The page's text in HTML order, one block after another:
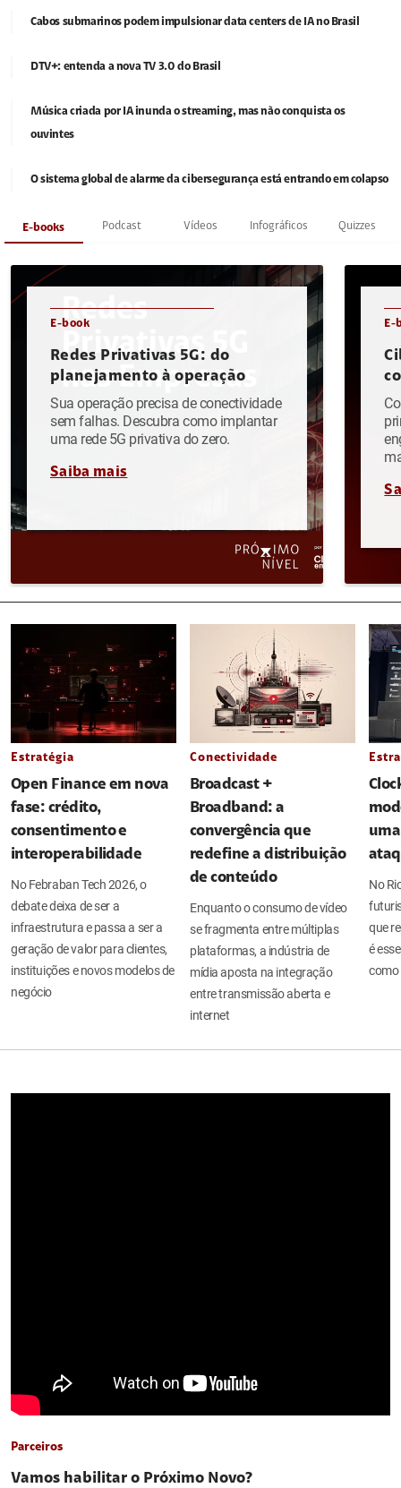
Cabos submarinos podem impulsionar data centers de IA no Brasil
DTV+: entenda a nova TV 3.0 do Brasil
Música criada por IA inunda o streaming, mas não conquista os
ouvintes
O sistema global de alarme da cibersegurança está entrando em colapso
E-books Podcast Vídeos Infográficos Quizzes
E-book
Redes Privativas 5G: do
planejamento à operação
Sua operação precisa de conectividade
sem falhas. Descubra como implantar
uma rede 5G privativa do zero.
Saiba mais
E-
Estratégia
Open Finance em nova
fase: crédito,
consentimento e
interoperabilidade
No Febraban Tech 2026, o
debate deixa de ser a
infraestrutura e passa a ser a
geração de valor para clientes,
instituições e novos modelos de
negócio
Conectividade
Broadcast +
Broadband: a
convergência que
redefine a distribuição
de conteúdo
Enquanto o consumo de vídeo
se fragmenta entre múltiplas
plataformas, a indústria de
mídia aposta na integração
entre transmissão aberta e
internet
No
que
é
como
Parceiros
Vamos habilitar o Próximo Novo?